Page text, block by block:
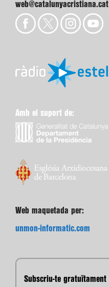
web@catalunyacristiana.cat
Amb el suport de:
Web maquetada per:
unmon-informatic.com
Subscriu-te gratuïtament